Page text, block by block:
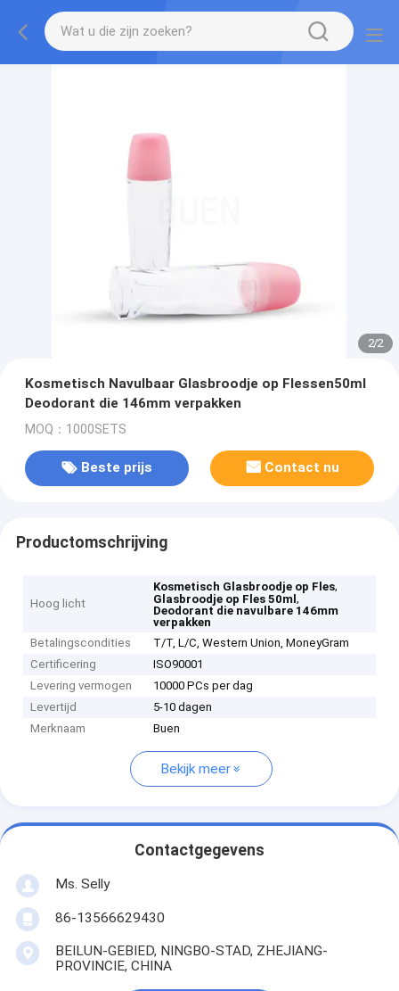
2/2
Kosmetisch Navulbaar Glasbroodje op Flessen50ml
Deodorant die 146mm verpakken
MOQ：1000SETS
Beste prijs Contact nu
Productomschrijving
Hoog licht
Kosmetisch Glasbroodje op Fles,
Glasbroodje op Fles 50ml,
Deodorant die navulbare 146mm
verpakken
Betalingscondities
T/T, L/C, Western Union, MoneyGram
Certificering
ISO90001
Levering vermogen
10000 PCs per dag
Levertijd
5-10 dagen
Merknaam
Buen
Bekijk meer
Contactgegevens
Ms. Selly
86-13566629430
BEILUN-GEBIED, NINGBO-STAD, ZHEJIANG-
PROVINCIE, CHINA